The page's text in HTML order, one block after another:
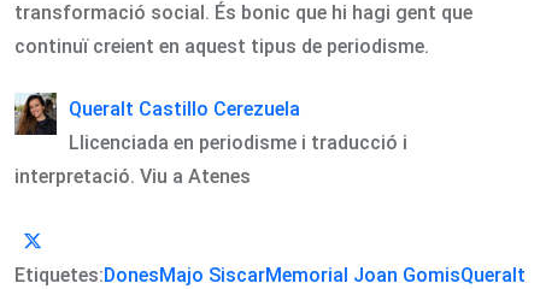
transformació social. És bonic que hi hagi gent que
continuï creient en aquest tipus de periodisme.
Queralt Castillo Cerezuela
Llicenciada en periodisme i traducció i
interpretació. Viu a Atenes
Etiquetes:DonesMajo SiscarMemorial Joan GomisQueralt